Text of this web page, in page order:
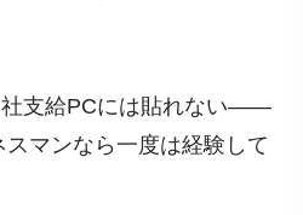
社支給PCには貼れない——
マンなら一度は経験して